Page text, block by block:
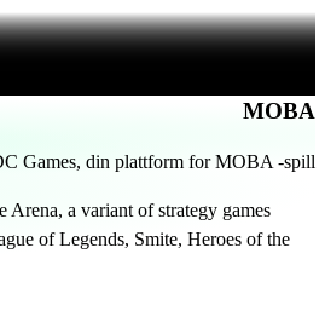
MOBA
Games, din plattform for MOBA -spill
a variant of strategy games
of Legends, Smite, Heroes of the